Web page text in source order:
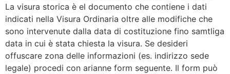
La visura storica è el documento che contiene i dati
indicati nella Visura Ordinaria oltre alle modifiche che
sono intervenute dalla data di costituzione fino samtliga
data in cui è stata chiesta la visura. Se desideri
offuscare zona delle informazioni (es. indirizzo sede
legale) procedi con arianne form seguente. Il form può